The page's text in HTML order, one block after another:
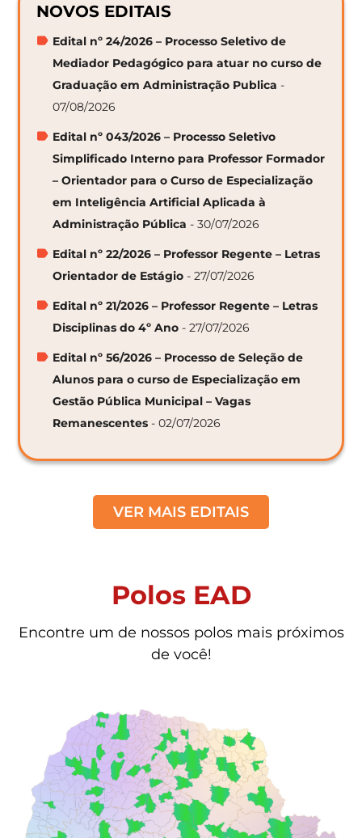
NOVOS EDITAIS
Edital nº 24/2026 – Processo Seletivo de
Mediador Pedagógico para atuar no curso de
Graduação em Administração Publica -
07/08/2026
Edital nº 043/2026 – Processo Seletivo
Simplificado Interno para Professor Formador
– Orientador para o Curso de Especialização
em Inteligência Artificial Aplicada à
Administração Pública - 30/07/2026
Edital nº 22/2026 – Professor Regente – Letras
Orientador de Estágio - 27/07/2026
Edital nº 21/2026 – Professor Regente – Letras
Disciplinas do 4º Ano - 27/07/2026
Edital nº 56/2026 – Processo de Seleção de
Alunos para o curso de Especialização em
Gestão Pública Municipal – Vagas
Remanescentes - 02/07/2026
VER MAIS EDITAIS
Polos EAD
Encontre um de nossos polos mais próximos
de você!